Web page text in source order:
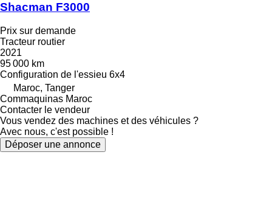
Shacman F3000
Prix sur demande
Tracteur routier
2021
95 000 km
Configuration de l'essieu 6x4
Maroc, Tanger
Commaquinas Maroc
Contacter le vendeur
Vous vendez des machines et des véhicules ?
Avec nous, c'est possible !
Déposer une annonce